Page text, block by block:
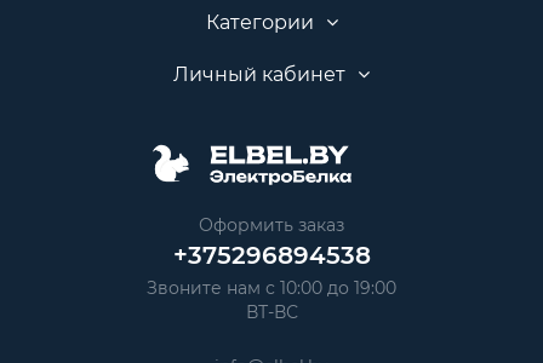
Категории
Личный кабинет
Оформить заказ
+375296894538
Звоните нам с 10:00 до 19:00
ВТ-ВС